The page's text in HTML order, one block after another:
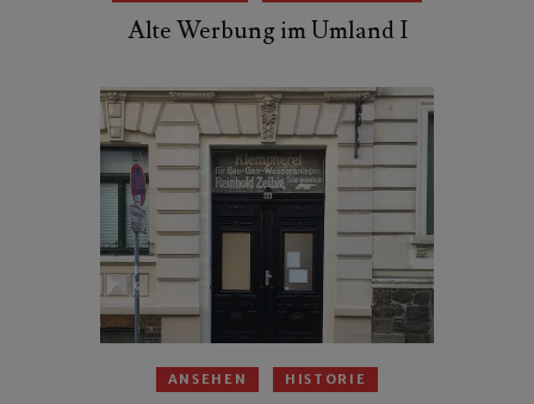
Alte Werbung im Umland I
ANSEHEN HISTORIE